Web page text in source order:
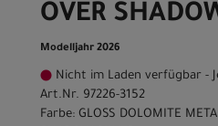
OVER
Modelljahr 2026
Nicht im Laden verfügbar -
Art.Nr. 97226-3152
Farbe: GLOSS DOLOMITE